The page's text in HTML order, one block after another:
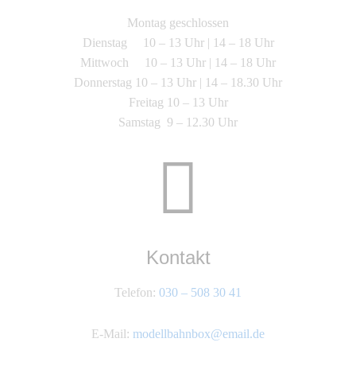
Montag geschlossen
Dienstag 10 – 13 Uhr | 14 – 18 Uhr
Mittwoch 10 – 13 Uhr | 14 – 18 Uhr
Donnerstag 10 – 13 Uhr | 14 – 18.30 Uhr
Freitag 10 – 13 Uhr
Samstag 9 – 12.30 Uhr
Kontakt
Telefon: 030 – 508 30 41
E-Mail: modellbahnbox@email.de